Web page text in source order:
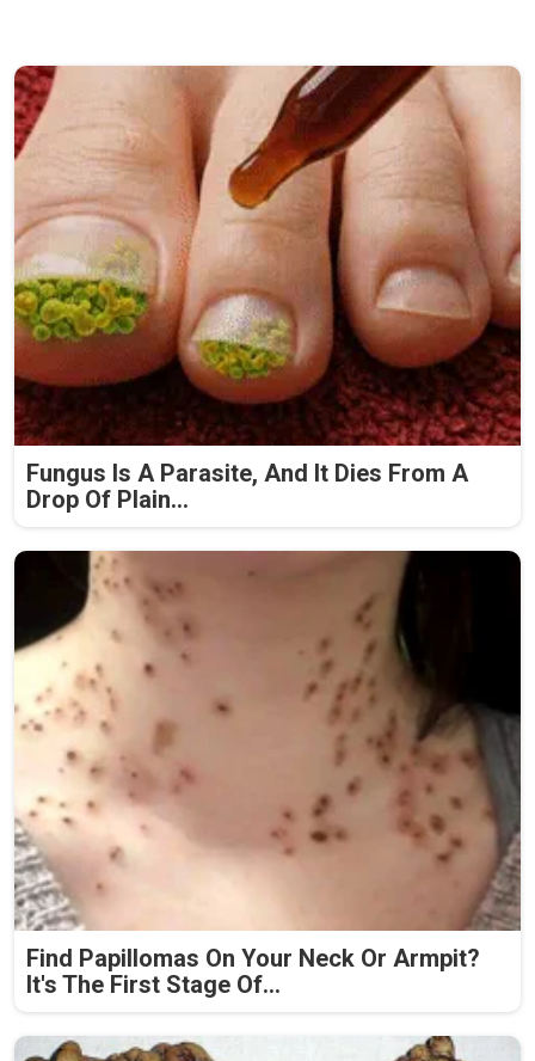
Fungus Is A Parasite, And It Dies From A
Drop Of Plain...
Find Papillomas On Your Neck Or Armpit?
It's The First Stage Of...